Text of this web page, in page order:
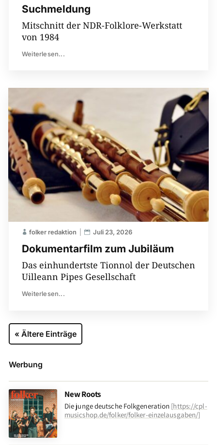
Suchmeldung
Mitschnitt der NDR-Folklore-Werkstatt
von 1984
Weiterlesen...
Dokumentarfilm zum Jubiläum
folker redaktion Juli 23, 2026
Das einhundertste Tionnol der Deutschen
Uilleann Pipes Gesellschaft
Weiterlesen...
« Ältere Einträge
Werbung
New Roots
Die junge deutsche Folkgeneration [https://cpl-
musicshop.de/folker/folker-einzelausgaben/]